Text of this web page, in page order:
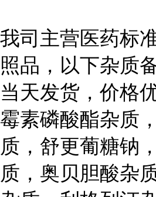
我司主营医药标
照品，以下杂质
当天发货，价格
霉素磷酸酯杂质
质，舒更葡糖钠
质，奥贝胆酸杂